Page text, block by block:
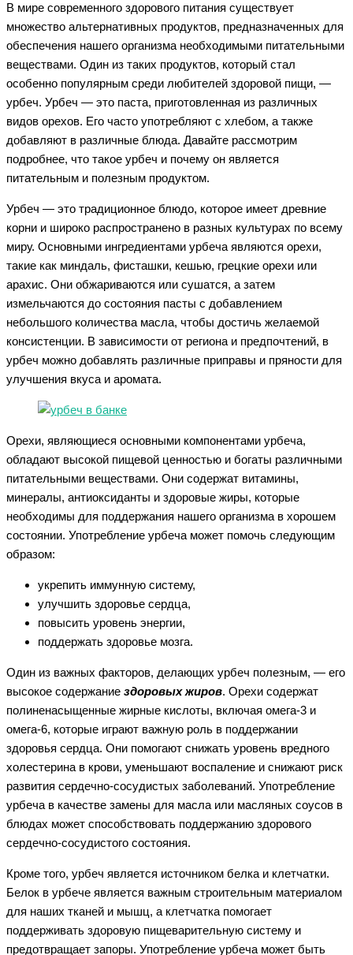
В мире современного здорового питания существует
множество альтернативных продуктов, предназначенных для
обеспечения нашего организма необходимыми питательными
веществами. Один из таких продуктов, который стал
особенно популярным среди любителей здоровой пищи, —
урбеч. Урбеч — это паста, приготовленная из различных
видов орехов. Его часто употребляют с хлебом, а также
добавляют в различные блюда. Давайте рассмотрим
подробнее, что такое урбеч и почему он является
питательным и полезным продуктом.
Урбеч — это традиционное блюдо, которое имеет древние
корни и широко распространено в разных культурах по всему
миру. Основными ингредиентами урбеча являются орехи,
такие как миндаль, фисташки, кешью, грецкие орехи или
арахис. Они обжариваются или сушатся, а затем
измельчаются до состояния пасты с добавлением
небольшого количества масла, чтобы достичь желаемой
консистенции. В зависимости от региона и предпочтений, в
урбеч можно добавлять различные приправы и пряности для
улучшения вкуса и аромата.
Орехи, являющиеся основными компонентами урбеча,
обладают высокой пищевой ценностью и богаты различными
питательными веществами. Они содержат витамины,
минералы, антиоксиданты и здоровые жиры, которые
необходимы для поддержания нашего организма в хорошем
состоянии. Употребление урбеча может помочь следующим
образом:
укрепить иммунную систему,
улучшить здоровье сердца,
повысить уровень энергии,
поддержать здоровье мозга.
Один из важных факторов, делающих урбеч полезным, — его
высокое содержание здоровых жиров. Орехи содержат
полиненасыщенные жирные кислоты, включая омега-3 и
омега-6, которые играют важную роль в поддержании
здоровья сердца. Они помогают снижать уровень вредного
холестерина в крови, уменьшают воспаление и снижают риск
развития сердечно-сосудистых заболеваний. Употребление
урбеча в качестве замены для масла или масляных соусов в
блюдах может способствовать поддержанию здорового
сердечно-сосудистого состояния.
Кроме того, урбеч является источником белка и клетчатки.
Белок в урбече является важным строительным материалом
для наших тканей и мышц, а клетчатка помогает
поддерживать здоровую пищеварительную систему и
предотвращает запоры. Употребление урбеча может быть